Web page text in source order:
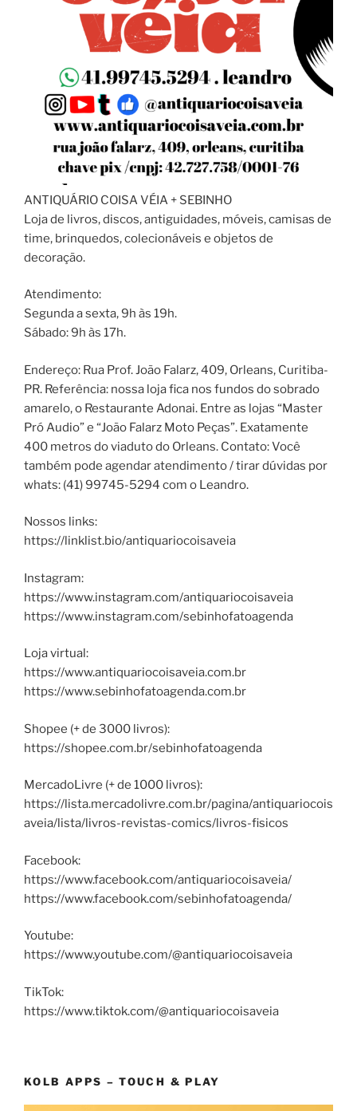
ANTIQUÁRIO COISA VÉIA + SEBINHO
Loja de livros, discos, antiguidades, móveis, camisas de
time, brinquedos, colecionáveis e objetos de
decoração.
Atendimento:
Segunda a sexta, 9h às 19h.
Sábado: 9h às 17h.
Endereço: Rua Prof. João Falarz, 409, Orleans, Curitiba-
PR. Referência: nossa loja fica nos fundos do sobrado
amarelo, o Restaurante Adonai. Entre as lojas “Master
Pró Audio” e “João Falarz Moto Peças”. Exatamente
400 metros do viaduto do Orleans. Contato: Você
também pode agendar atendimento / tirar dúvidas por
whats: (41) 99745-5294 com o Leandro.
Nossos links:
https://linklist.bio/antiquariocoisaveia
Instagram:
https://www.instagram.com/antiquariocoisaveia
https://www.instagram.com/sebinhofatoagenda
Loja virtual:
https://www.antiquariocoisaveia.com.br
https://www.sebinhofatoagenda.com.br
Shopee (+ de 3000 livros):
https://shopee.com.br/sebinhofatoagenda
MercadoLivre (+ de 1000 livros):
https://lista.mercadolivre.com.br/pagina/antiquariocois
aveia/lista/livros-revistas-comics/livros-fisicos
Facebook:
https://www.facebook.com/antiquariocoisaveia/
https://www.facebook.com/sebinhofatoagenda/
Youtube:
https://www.youtube.com/@antiquariocoisaveia
TikTok:
https://www.tiktok.com/@antiquariocoisaveia
KOLB APPS – TOUCH & PLAY